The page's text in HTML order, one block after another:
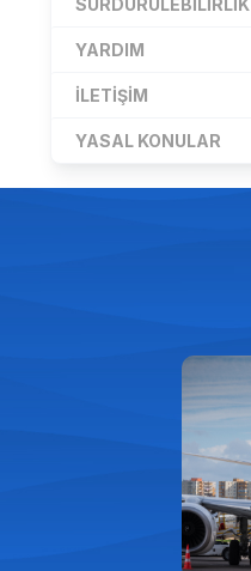
SÜRDÜRÜLEBILIRLIK
YARDIM
İLETIŞIM
YASAL KONULAR